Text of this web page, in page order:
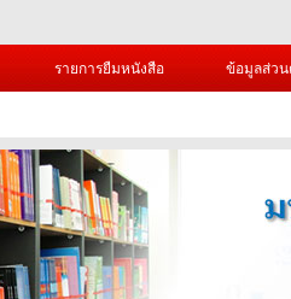
รายการยืมหนังสือ ข้อมูลส่ว